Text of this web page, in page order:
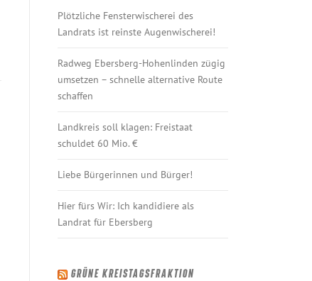
Plötzliche Fensterwischerei des
Landrats ist reinste Augenwischerei!
Radweg Ebersberg-Hohenlinden zügig
umsetzen – schnelle alternative Route
schaffen
Landkreis soll klagen: Freistaat
schuldet 60 Mio. €
Liebe Bürgerinnen und Bürger!
Hier fürs Wir: Ich kandidiere als
Landrat für Ebersberg
GRÜNE KREISTAGSFRAKTION